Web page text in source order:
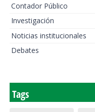
Contador Público
Investigación
Noticias institucionales
Debates
Tags